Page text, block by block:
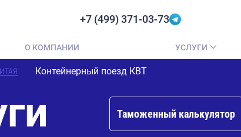
О КОМПАНИИ УСЛУГИ
+7 (499) 371-03-73
Контейнерный поезд КВТ
Таможенный калькулятор